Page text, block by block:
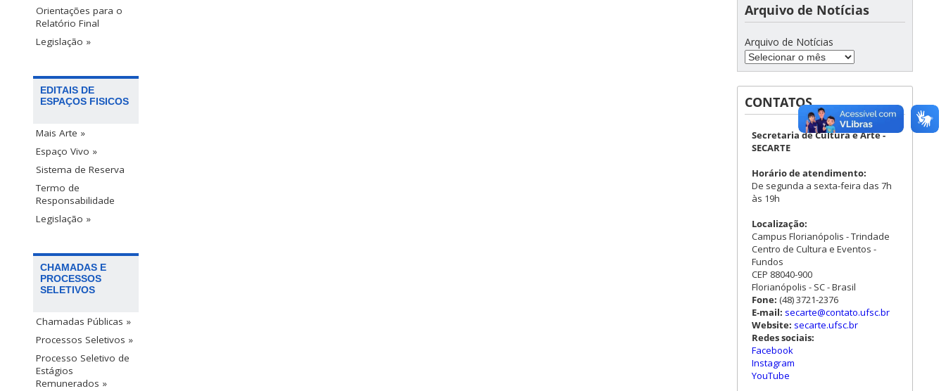
Orientações para o
Relatório Final
Legislação »
EDITAIS DE
ESPAÇOS FISICOS
Mais Arte »
Espaço Vivo »
Sistema de Reserva
Termo de
Responsabilidade
Legislação »
CHAMADAS E
PROCESSOS
SELETIVOS
Chamadas Públicas »
Processos Seletivos »
Processo Seletivo de
Estágios
Remunerados »
Arquivo de Notícias
Arquivo de Notícias
CONTATOS
Secretaria de Cultura e Arte -
SECARTE
Horário de atendimento:
De segunda a sexta-feira das 7h
às 19h
Localização:
Campus Florianópolis - Trindade
Centro de Cultura e Eventos -
Fundos
CEP 88040-900
Florianópolis - SC - Brasil
Fone: (48) 3721-2376
E-mail: secarte@contato.ufsc.br
Website: secarte.ufsc.br
Redes sociais:
Facebook
Instagram
YouTube